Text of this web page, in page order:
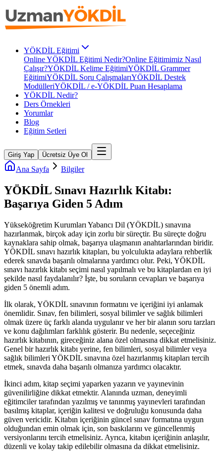
YÖKDİL Eğitimi
Online YÖKDİL Eğitimi Nedir?Online Eğitimimiz Nasıl
Çalışır?YÖKDİL Kelime EğitimiYÖKDİL Grammer
EğitimiYÖKDİL Soru ÇalışmalarıYÖKDİL Destek
ModülleriYÖKDİL / e-YÖKDİL Puan Hesaplama
YÖKDİL Nedir?
Ders Örnekleri
Yorumlar
Blog
Eğitim Setleri
Giriş Yap Ücretsiz Üye Ol
Ana Sayfa Bilgiler
YÖKDİL Sınavı Hazırlık Kitabı:
Başarıya Giden 5 Adım
Yükseköğretim Kurumları Yabancı Dil (YÖKDİL) sınavına
hazırlanmak, birçok aday için zorlu bir süreçtir. Bu süreçte doğru
kaynaklara sahip olmak, başarıya ulaşmanın anahtarlarından biridir.
YÖKDİL sınavı hazırlık kitapları, bu yolculukta adaylara rehberlik
ederek sınavda başarılı olmalarına yardımcı olur. Peki, YÖKDİL
sınavı hazırlık kitabı seçimi nasıl yapılmalı ve bu kitaplardan en iyi
şekilde nasıl faydalanılır? İşte, bu soruların cevapları ve başarıya
giden 5 önemli adım.
İlk olarak, YÖKDİL sınavının formatını ve içeriğini iyi anlamak
önemlidir. Sınav, fen bilimleri, sosyal bilimler ve sağlık bilimleri
olmak üzere üç farklı alanda uygulanır ve her bir alanın soru tarzları
ve konu dağılımları farklılık gösterir. Bu nedenle, seçeceğiniz
hazırlık kitabının, gireceğiniz alana özel olmasına dikkat etmelisiniz.
Genel bir hazırlık kitabı yerine, fen bilimleri, sosyal bilimler veya
sağlık bilimleri YÖKDİL sınavına özel hazırlanmış kitapları tercih
etmek, sınavda daha başarılı olmanıza yardımcı olacaktır.
İkinci adım, kitap seçimi yaparken yazarın ve yayınevinin
güvenilirliğine dikkat etmektir. Alanında uzman, deneyimli
eğitimciler tarafından yazılmış ve tanınmış yayınevleri tarafından
basılmış kitaplar, içeriğin kalitesi ve doğruluğu konusunda daha
güven vericidir. Kitabın içeriğinin güncel sınav formatına uygun
olduğundan emin olmak için, son baskılarını ve güncellenmiş
versiyonlarını tercih etmelisiniz. Ayrıca, kitabın içeriğinin anlaşılır,
düzenli ve kolay takip edilebilir olmasına da dikkat etmelisiniz.